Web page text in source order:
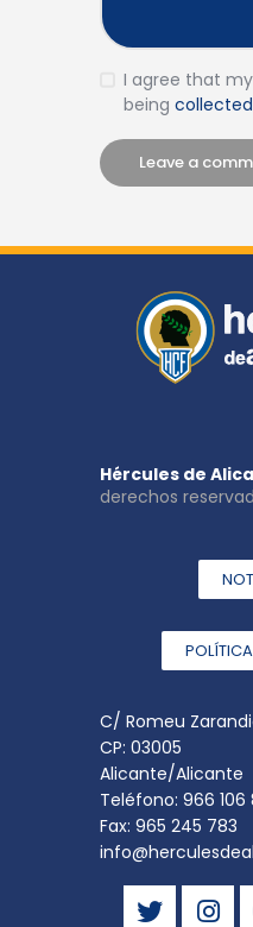
I agree that
being
Hércules de
derechos
C/ Romeu
CP: 03005
Alicante/Alicante
Teléfono: 966 106
Fax: 965 245 783